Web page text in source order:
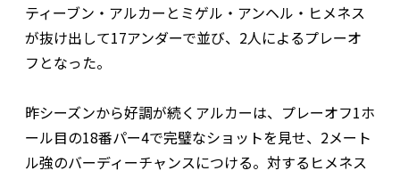
ティーブン・アルカーとミゲル・アンヘル・ヒメネス
が抜け出して17アンダーで並び、2人によるプレーオ
フとなった。
昨シーズンから好調が続くアルカーは、プレーオフ1ホ
ール目の18番パー4で完璧なショットを見せ、2メート
ル強のバーディーチャンスにつける。対するヒメネス